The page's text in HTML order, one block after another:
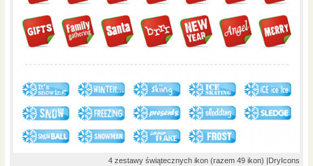
4 zestawy świątecznych ikon (razem 49 ikon) |DryIcons